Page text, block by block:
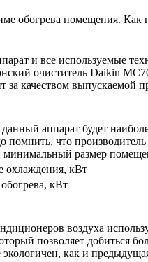
обогрева помещения. Как
и все используемые
очиститель Daikin
за качеством выпускаемой
аппарат будет
помнить, что
размер
охлаждения, кВт
кВт
воздуха
позволяет добиться
как и